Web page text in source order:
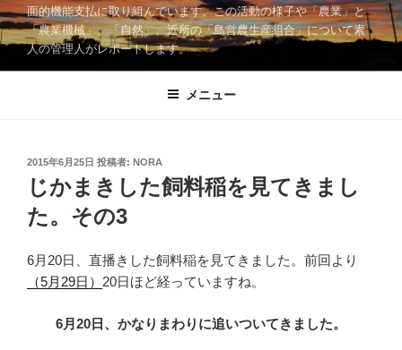
面的機能支払に取り組んでいます。この活動の様子や「農業」と
「農業機械」、「自然」、近所の「島営農生産組合」について素
人の管理人がレポートします。
メニュー
投
稿
日:
2015年6月25日 投稿者: NORA
じかまきした飼料稲を見てきまし
た。その3
6月20日、直播きした飼料稲を見てきました。前回より
（5月29日） 20日ほど経っていますね。
6月20日、かなりまわりに追いついてきました。